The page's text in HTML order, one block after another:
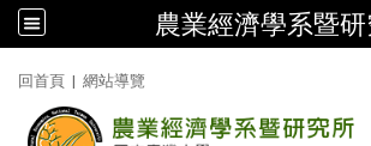
農業經濟學系暨
回首頁 | 網站導覽